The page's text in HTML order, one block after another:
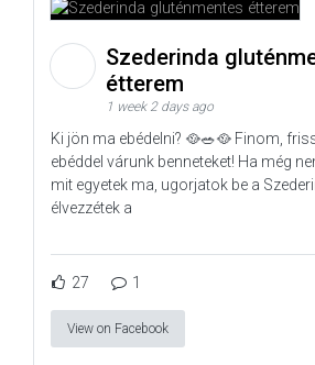
Szederinda
étterem
1 week 2 days ago
Ki jön ma ebédelni? 🥘🥗🥘 Finom,
ebéddel várunk benneteket! Ha még
mit egyetek ma, ugorjatok be a
élvezzétek a
27 1
View on Facebook